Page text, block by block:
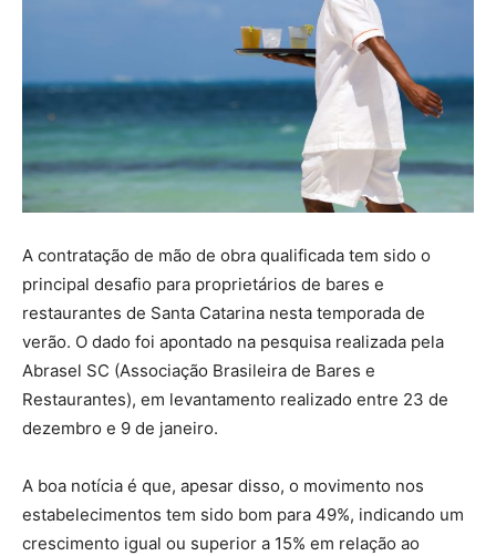
A contratação de mão de obra qualificada tem sido o
principal desafio para proprietários de bares e
restaurantes de Santa Catarina nesta temporada de
verão. O dado foi apontado na pesquisa realizada pela
Abrasel SC (Associação Brasileira de Bares e
Restaurantes), em levantamento realizado entre 23 de
dezembro e 9 de janeiro.
A boa notícia é que, apesar disso, o movimento nos
estabelecimentos tem sido bom para 49%, indicando um
crescimento igual ou superior a 15% em relação ao